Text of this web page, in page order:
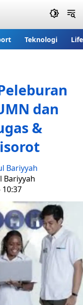
Teknologi
dan
&
Bariyyah
Bariyyah
10:37